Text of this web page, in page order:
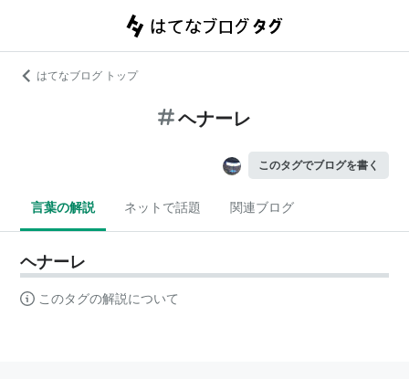
はてなブログ トップ
ヘナーレ
このタグでブログを書く
言葉の解説 ネットで話題 関連ブログ
ヘナーレ
このタグの解説について